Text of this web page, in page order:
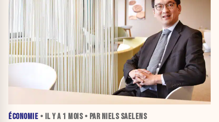
ÉCONOMIE • IL Y A 1 MOIS• PAR NIELS SAELENS